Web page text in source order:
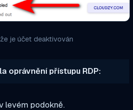
je účet deaktivován
oprávnění přístupu RDP:
levém podokně.